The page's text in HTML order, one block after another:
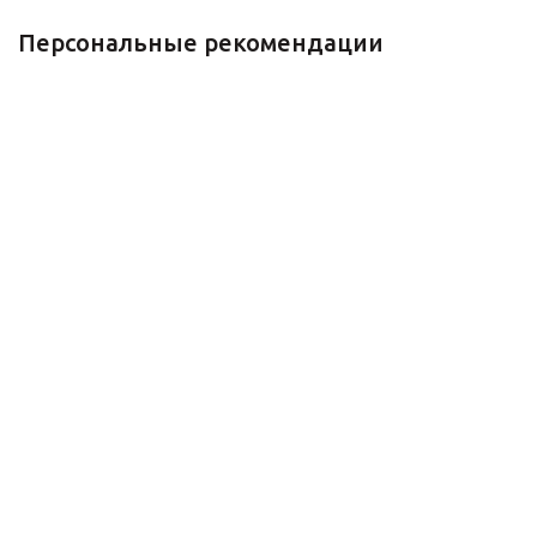
Персональные рекомендации